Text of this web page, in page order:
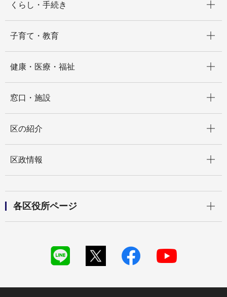
くらし・手続き
子育て・教育
健康・医療・福祉
窓口・施設
区の紹介
区政情報
各区役所ページ